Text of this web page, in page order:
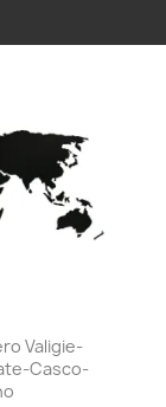
Valigie-
Casco-